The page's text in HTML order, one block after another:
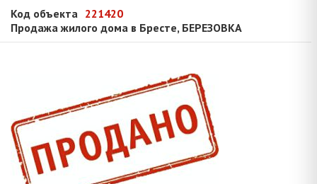
Код объекта 221420
Продажа жилого дома в Бресте, БЕРЕЗОВКА